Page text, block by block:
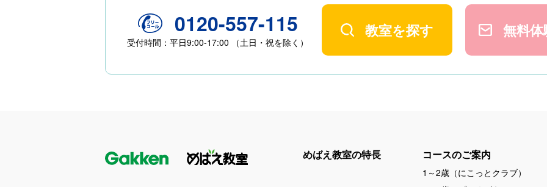
0120-557-115
受付時間：平日9:00-17:00 （土日・祝を除く）
教室を探す 無料
めばえ教室の特長 コースのご案内
1～2歳（にこっとクラブ）